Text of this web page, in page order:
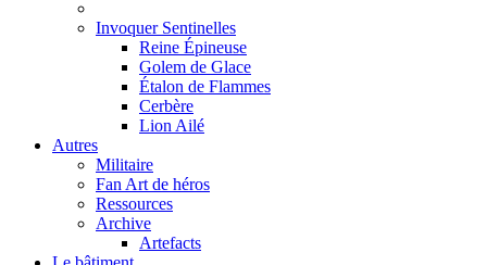
Invoquer Sentinelles
Reine Épineuse
Golem de Glace
Étalon de Flammes
Cerbère
Lion Ailé
Autres
Militaire
Fan Art de héros
Ressources
Archive
Artefacts